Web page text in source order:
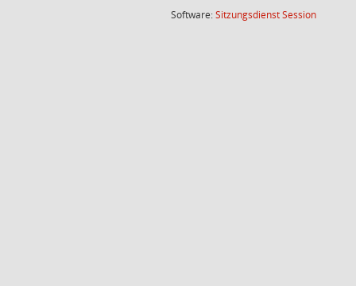
Software:SitzungsdienstSession(Wird in